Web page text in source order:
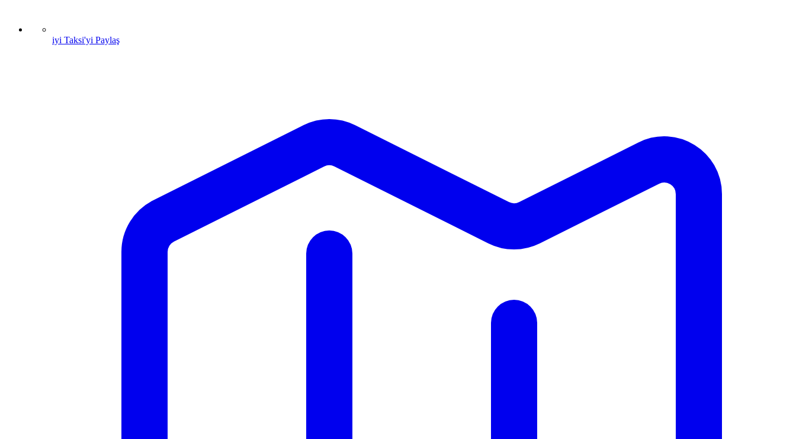
iyi Taksi'yi Paylaş